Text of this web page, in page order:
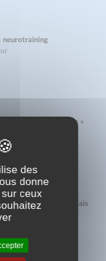
neurotraining
et les « poupées russes »
lieux de l'espace français
des
donne
ceux